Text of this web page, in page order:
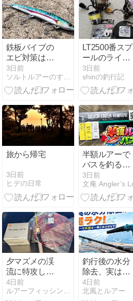
鉄板バイブの
エビ対策はこ
れ！ライン絡
みを防ぐチュ
ーニングと投
3日前
ソルトルアーのすすめ！海のルアーフィッシング
LT2500番スプ
ールのライン
巻き替え
3日前
shinの釣行記
旅から帰宅
3日前
ヒデの日常
半額ルアーで
バスを釣る
っ！
3日前
夕マズメの渓
流に特攻して
みた
4日前
ルアーフィッシングジャーナル
釣行後の水分
除去、実はブ
ロワーが正解
か？
4日前
北風とルアー